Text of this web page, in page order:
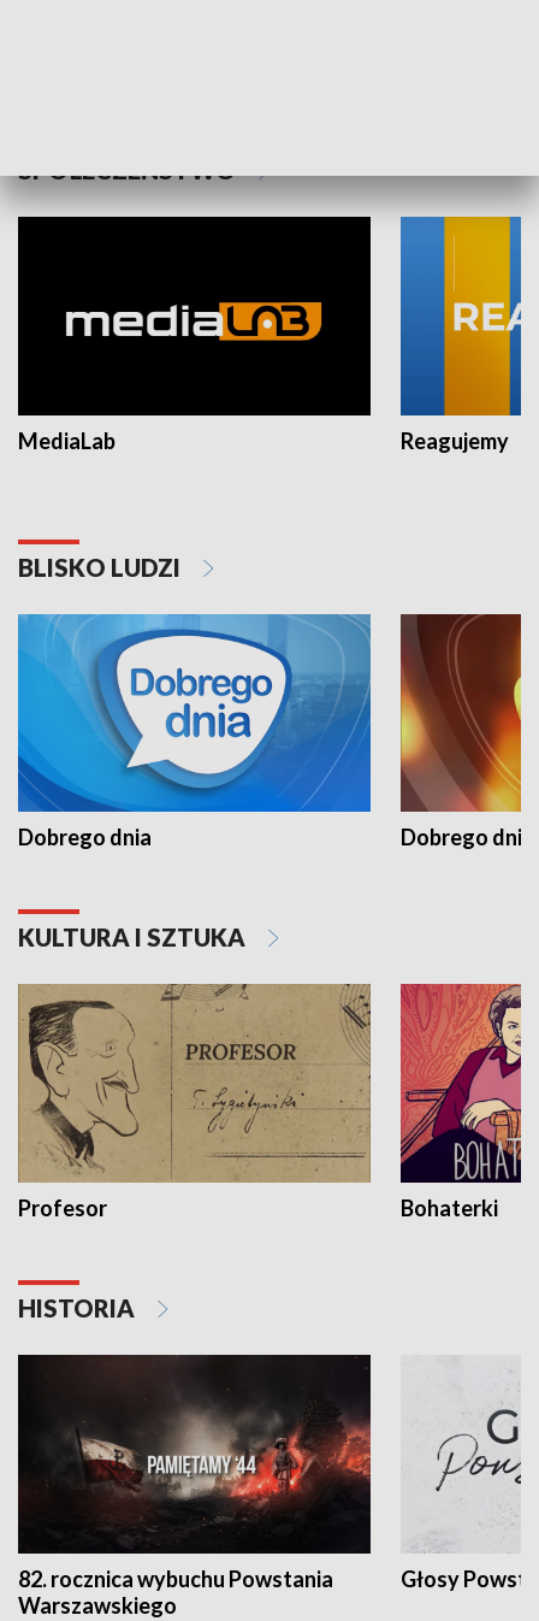
SPOŁECZEŃSTWO
MediaLab Reagujemy
BLISKO LUDZI
Dobrego dnia Dobrego dnia
KULTURA I SZTUKA
Profesor Bohaterki
HISTORIA
82. rocznica wybuchu Powstania
Warszawskiego
Głosy